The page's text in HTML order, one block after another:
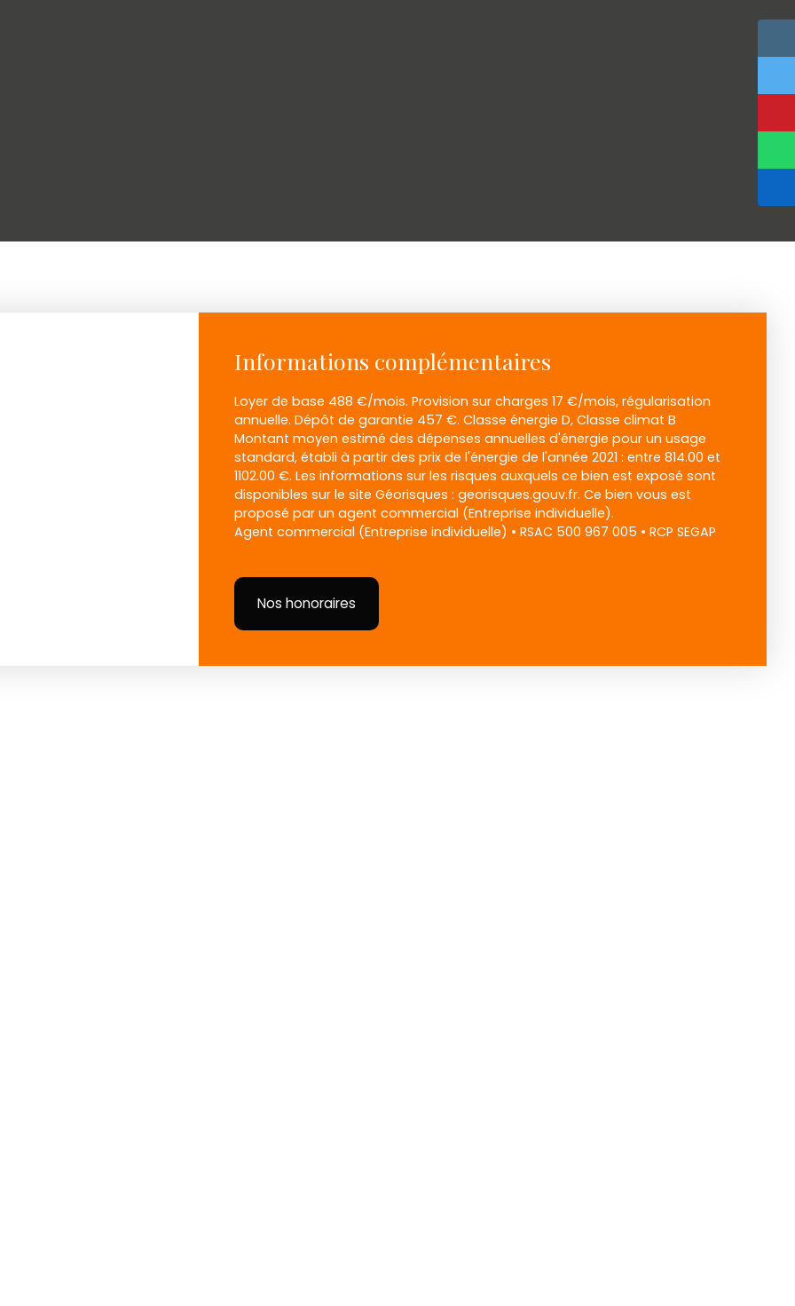
Informations complémentaires
Loyer de base 488 €/mois. Provision sur charges 17 €/mois, régularisation
annuelle. Dépôt de garantie 457 €. Classe énergie D, Classe climat B
Montant moyen estimé des dépenses annuelles d'énergie pour un usage
standard, établi à partir des prix de l'énergie de l'année 2021 : entre 814.00 et
1102.00 €. Les informations sur les risques auxquels ce bien est exposé sont
disponibles sur le site Géorisques : georisques.gouv.fr. Ce bien vous est
proposé par un agent commercial (Entreprise individuelle).
Agent commercial (Entreprise individuelle) • RSAC 500 967 005 • RCP SEGAP
Nos honoraires